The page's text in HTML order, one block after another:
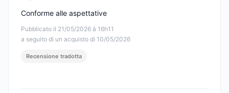
Pubblicato il 21/05/2026 à 16h11
a seguito di un acquisto di 10/05/2026
Conforme alle aspettative
Recensione tradotta